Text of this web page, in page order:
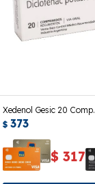
Xedenol Gesic 20 Comp.
$ 373
$ 317